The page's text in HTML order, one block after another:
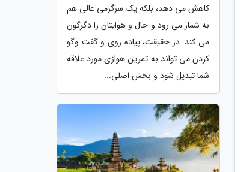
کاهش می دهد، بلکه یک سرگرمی عالی هم
به شمار می رود و حال و هوایتان را دگرگون
می کند. در حقیقت، پیاده روی و گفت وگو
کردن می تواند به تمرین هوازی مورد علاقه
شما تبدیل شود و بخش اصلی...